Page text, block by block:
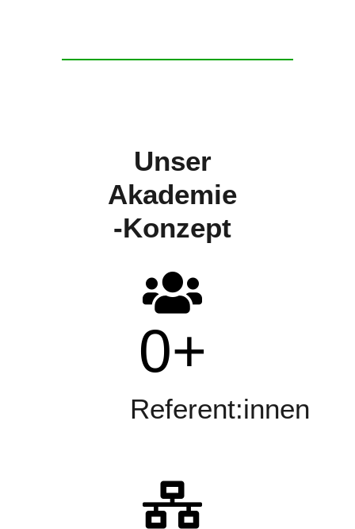
Unser
Akademie
-Konzept
0+
Referent:innen